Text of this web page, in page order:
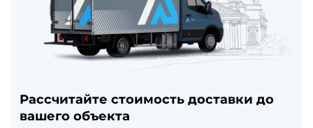
Рассчитайте стоимость доставки до
вашего объекта